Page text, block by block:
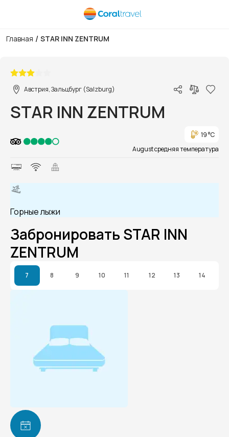
Главная / STAR INN ZENTRUM
Австрия, Зальцбург (Salzburg)
STAR INN ZENTRUM
19 °C
August средняя температура
Горные лыжи
Забронировать STAR INN
ZENTRUM
7 8 9 10 11 12 13 14